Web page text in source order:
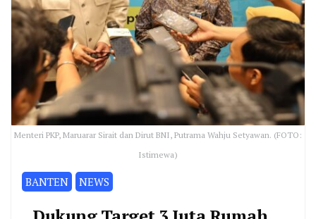
Menteri PKP, Maruarar Sirait dan Dirut BNI, Putrama Wahju Setyawan. (FOTO:
Istimewa)
BANTEN NEWS